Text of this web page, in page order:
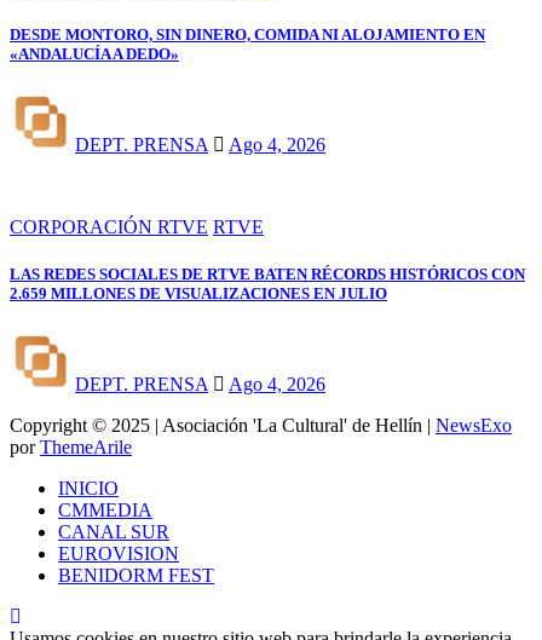
DESDE MONTORO, SIN DINERO, COMIDA NI ALOJAMIENTO EN
«ANDALUCÍA A DEDO»
DEPT. PRENSA Ago 4, 2026
CORPORACIÓN RTVE RTVE
LAS REDES SOCIALES DE RTVE BATEN RÉCORDS HISTÓRICOS CON
2.659 MILLONES DE VISUALIZACIONES EN JULIO
DEPT. PRENSA
Ago 4, 2026
Copyright © 2025 | Asociación 'La Cultural' de Hellín | NewsExo
porThemeArile
INICIO
CMMEDIA
CANAL SUR
EUROVISION
BENIDORM FEST